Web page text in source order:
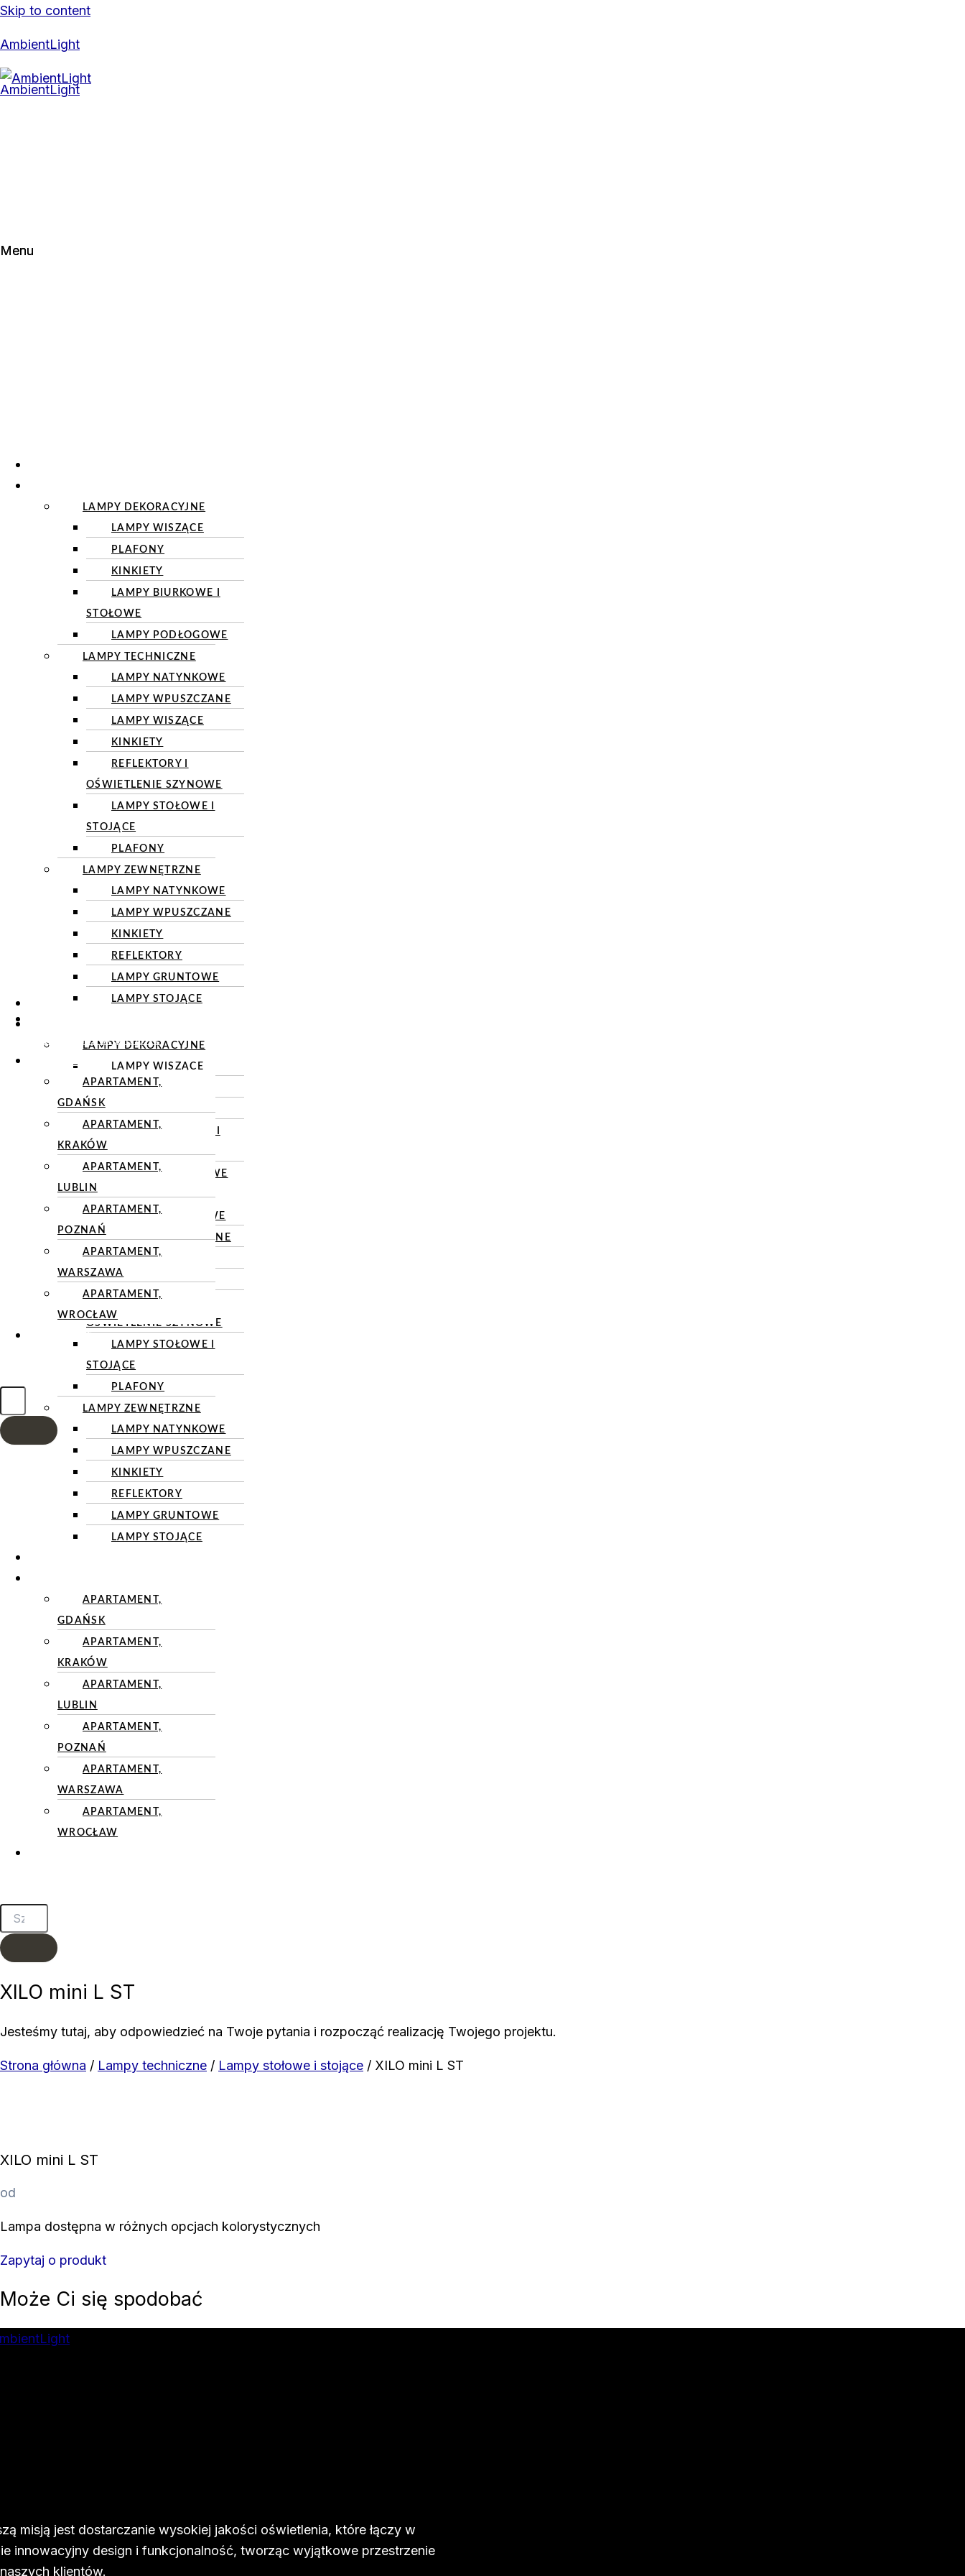
Skip to content
AmbientLight
Menu
LAMPY DEKORACYJNE
LAMPY WISZĄCE
PLAFONY
KINKIETY
LAMPY BIURKOWE I
STOŁOWE
LAMPY PODŁOGOWE
LAMPY TECHNICZNE
LAMPY NATYNKOWE
LAMPY WPUSZCZANE
LAMPY WISZĄCE
KINKIETY
REFLEKTORY I
OŚWIETLENIE SZYNOWE
LAMPY STOŁOWE I
STOJĄCE
PLAFONY
LAMPY ZEWNĘTRZNE
LAMPY NATYNKOWE
LAMPY WPUSZCZANE
KINKIETY
REFLEKTORY
LAMPY GRUNTOWE
LAMPY STOJĄCE
ELEKTROINSTALACYJNY
APARTAMENT,
GDAŃSK
APARTAMENT,
KRAKÓW
APARTAMENT,
LUBLIN
APARTAMENT,
POZNAŃ
APARTAMENT,
WARSZAWA
APARTAMENT,
WROCŁAW
KONTAKT
Menu
LAMPY DEKORACYJNE
LAMPY WISZĄCE
PLAFONY
KINKIETY
LAMPY BIURKOWE I
STOŁOWE
LAMPY PODŁOGOWE
LAMPY TECHNICZNE
LAMPY NATYNKOWE
LAMPY WPUSZCZANE
LAMPY WISZĄCE
KINKIETY
OŚWIETLENIE SZYNOWE
LAMPY STOŁOWE I
STOJĄCE
PLAFONY
LAMPY ZEWNĘTRZNE
LAMPY NATYNKOWE
LAMPY WPUSZCZANE
KINKIETY
REFLEKTORY
LAMPY GRUNTOWE
LAMPY STOJĄCE
APARTAMENT,
GDAŃSK
APARTAMENT,
KRAKÓW
APARTAMENT,
LUBLIN
APARTAMENT,
POZNAŃ
APARTAMENT,
WARSZAWA
APARTAMENT,
WROCŁAW
XILO mini L ST
Jesteśmy tutaj, aby odpowiedzieć na Twoje pytania i rozpocząć realizację Twojego projektu.
Strona główna / Lampy techniczne / Lampy stołowe i stojące / XILO mini L ST
XILO mini L ST
od
Lampa dostępna w różnych opcjach kolorystycznych
Zapytaj o produkt
Może Ci się spodobać
misją jest dostarczanie wysokiej jakości oświetlenia, które łączy w
innowacyjny design i funkcjonalność, tworząc wyjątkowe przestrzenie
klientów.